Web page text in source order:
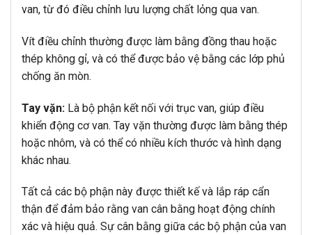
van, từ đó điều chỉnh lưu lượng chất lỏng qua van.
Vít điều chỉnh thường được làm bằng đồng thau hoặc
thép không gỉ, và có thể được bảo vệ bằng các lớp phủ
chống ăn mòn.
Tay vặn: Là bộ phận kết nối với trục van, giúp điều
khiển động cơ van. Tay vặn thường được làm bằng thép
hoặc nhôm, và có thể có nhiều kích thước và hình dạng
khác nhau.
Tất cả các bộ phận này được thiết kế và lắp ráp cẩn
thận để đảm bảo rằng van cân bằng hoạt động chính
xác và hiệu quả. Sự cân bằng giữa các bộ phận của van